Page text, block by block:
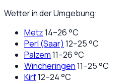
Wetter in der Umgebung:
Metz14–26°C
Perl (Saar) 12–25°C
Palzem11–26°C
Wincheringen11–25°C
Kirf12–24°C